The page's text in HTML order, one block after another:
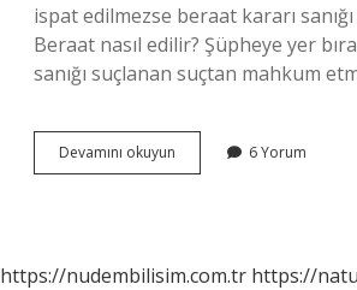
ispat edilmezse beraat kararı
Beraat nasıl edilir? Şüpheye yer
sanığı suçlanan suçtan mahkum
Devamını okuyun
Etmek
6 Yorum
https://nudembilisim.com.tr https://